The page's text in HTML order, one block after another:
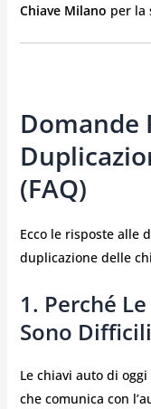
Chiave Milano per la
Domande
(FAQ)
Ecco le risposte alle
duplicazione delle
1. Perché
Sono
Le chiavi auto di
che comunica con